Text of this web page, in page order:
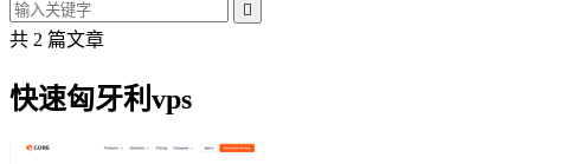

共 2 篇文章
快速匈牙利vps